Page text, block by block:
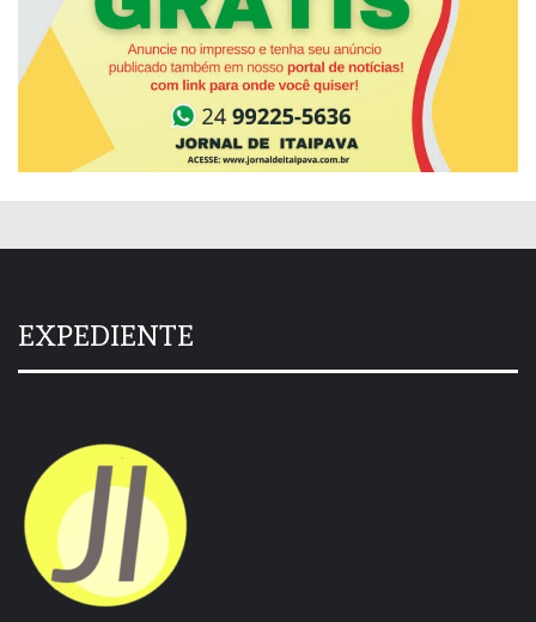
EXPEDIENTE